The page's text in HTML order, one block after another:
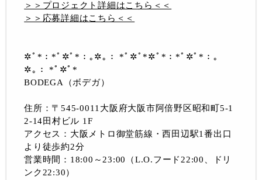
＞＞プロジェクト詳細はこちら＜＜
＞＞応募詳細はこちら＜＜
✲ﾟ*：*ﾟ✲ﾟ*：｡✲｡： *ﾟ✲ﾟ*✲ﾟ*：*ﾟ✲ﾟ*：｡
✲｡： *ﾟ✲ﾟ*
BODEGA（ボデガ）
住所：〒545-0011大阪府大阪市阿倍野区昭和町5-1
2-14田村ビル 1F
アクセス：大阪メトロ御堂筋線・西田辺駅1番出口
より徒歩約2分
営業時間：18:00～23:00（L.O.フード22:00、ドリ
ンク22:30）